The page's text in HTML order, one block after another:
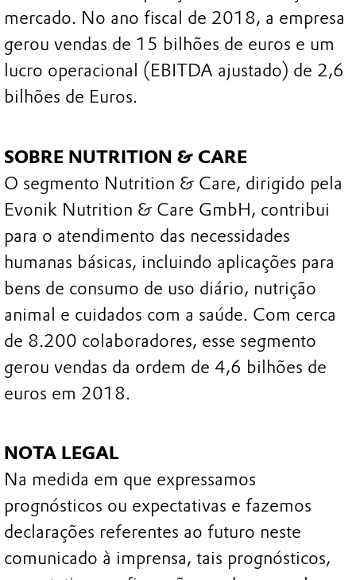
mercado. No ano fiscal de 2018, a empresa
gerou vendas de 15 bilhões de euros e um
lucro operacional (EBITDA ajustado) de 2,6
bilhões de Euros.
SOBRE NUTRITION & CARE
O segmento Nutrition & Care, dirigido pela
Evonik Nutrition & Care GmbH, contribui
para o atendimento das necessidades
humanas básicas, incluindo aplicações para
bens de consumo de uso diário, nutrição
animal e cuidados com a saúde. Com cerca
de 8.200 colaboradores, esse segmento
gerou vendas da ordem de 4,6 bilhões de
euros em 2018.
NOTA LEGAL
Na medida em que expressamos
prognósticos ou expectativas e fazemos
declarações referentes ao futuro neste
comunicado à imprensa, tais prognósticos,